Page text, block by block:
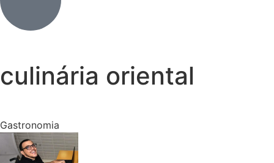
culinária oriental
Gastronomia